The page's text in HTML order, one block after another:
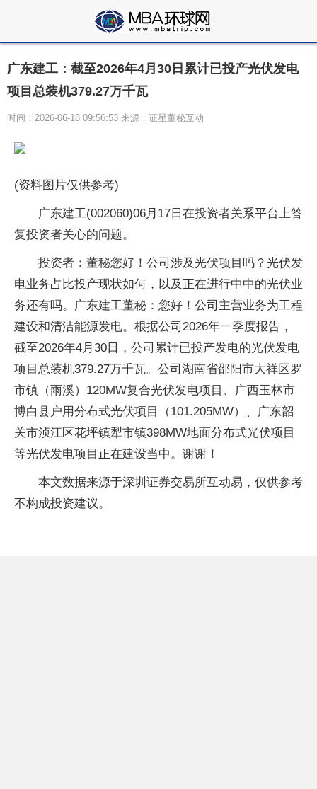
广东建工：截至2026年4月30日累计已投产光伏发电
项目总装机379.27万千瓦
时间：2026-06-18 09:56:53 来源：证星董秘互动
(资料图片仅供参考)
广东建工(002060)06月17日在投资者关系平台上答
复投资者关心的问题。
投资者：董秘您好！公司涉及光伏项目吗？光伏发
电业务占比投产现状如何，以及正在进行中中的光伏业
务还有吗。广东建工董秘：您好！公司主营业务为工程
建设和清洁能源发电。根据公司2026年一季度报告，
截至2026年4月30日，公司累计已投产发电的光伏发电
项目总装机379.27万千瓦。公司湖南省邵阳市大祥区罗
市镇（雨溪）120MW复合光伏发电项目、广西玉林市
博白县户用分布式光伏项目（101.205MW）、广东韶
关市浈江区花坪镇犁市镇398MW地面分布式光伏项目
等光伏发电项目正在建设当中。谢谢！
本文数据来源于深圳证券交易所互动易，仅供参考
不构成投资建议。